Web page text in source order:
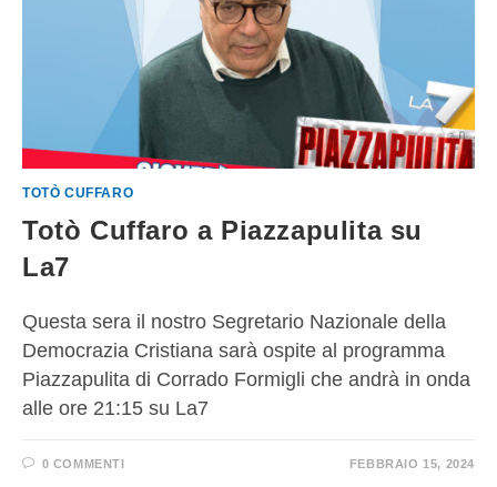
TOTÒ CUFFARO
Totò Cuffaro a Piazzapulita su
La7
Questa sera il nostro Segretario Nazionale della
Democrazia Cristiana sarà ospite al programma
Piazzapulita di Corrado Formigli che andrà in onda
alle ore 21:15 su La7
0 COMMENTI FEBBRAIO 15, 2024